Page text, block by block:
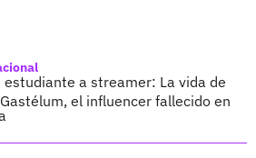
estudiante a streamer: La vida de
el influencer fallecido en